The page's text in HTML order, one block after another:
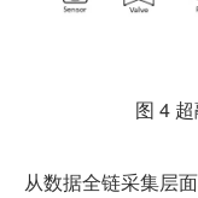
图 4
从数据全链采集层